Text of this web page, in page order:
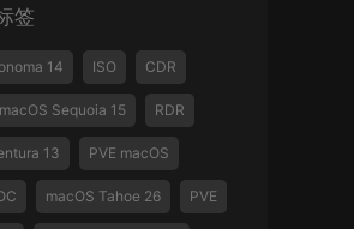
签
14 ISO CDR
macOS Sequoia 15 RDR
13 PVE macOS
macOS Tahoe 26 PVE